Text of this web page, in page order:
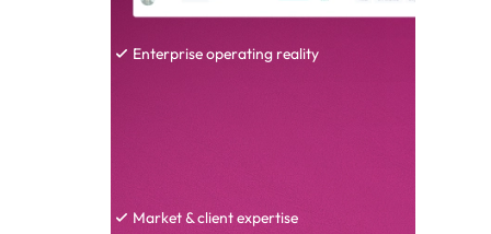
Enterprise operating reality
Market & client expertise